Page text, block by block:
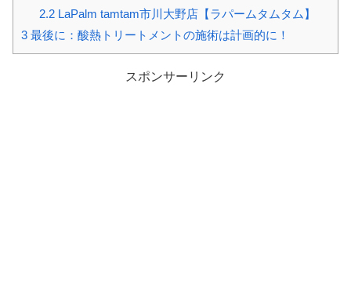
2.2LaPalm tamtam市川大野店【ラパームタムタム】
3 最後に：酸熱トリートメントの施術は計画的に！
スポンサーリンク